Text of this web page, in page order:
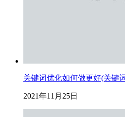
关键词优化如何做更好(关键
2021年11月25日